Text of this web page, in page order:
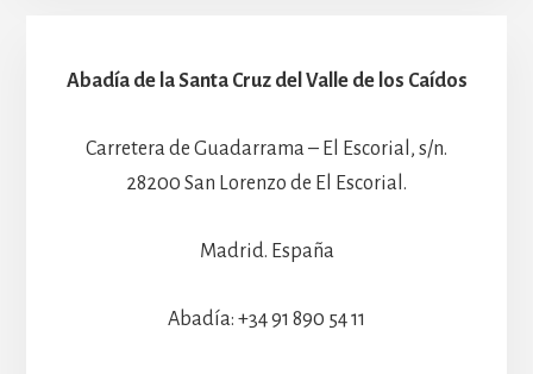
Abadía de la Santa Cruz del Valle de los Caídos
Carretera de Guadarrama – El Escorial, s/n.
28200 San Lorenzo de El Escorial.
Madrid. España
Abadía: +34 91 890 54 11